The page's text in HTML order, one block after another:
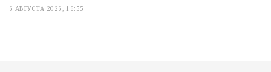
6 АВГУСТА 2026, 16:55